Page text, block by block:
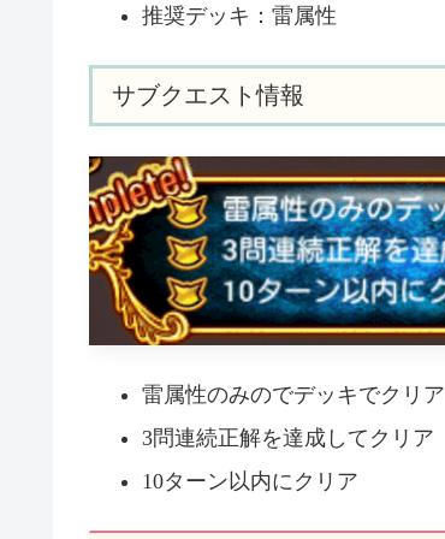
推奨デッキ：雷属性
サブクエスト情報
雷属性のみのでデッキでクリア
3問連続正解を達成してクリア
10ターン以内にクリア